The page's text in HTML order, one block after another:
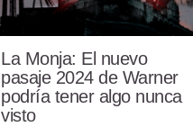
La Monja: El nuevo
pasaje 2024 de Warner
podría tener algo nunca
visto